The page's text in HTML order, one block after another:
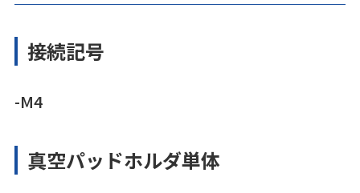
接続記号
-M4
真空パッドホルダ単体